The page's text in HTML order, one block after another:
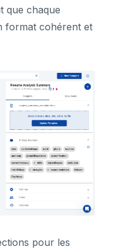
que chaque
format cohérent et
pour les